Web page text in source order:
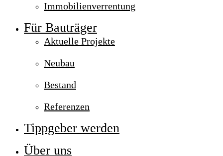
Immobilienverrentung
Für Bauträger
Aktuelle Projekte
Neubau
Bestand
Referenzen
Tippgeber werden
Über uns